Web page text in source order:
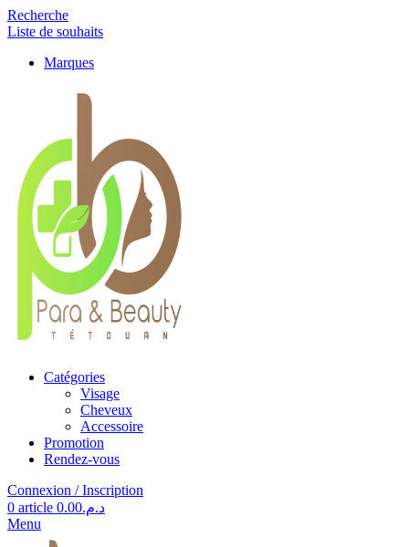
Recherche
Liste de souhaits
Marques
Catégories
Visage
Cheveux
Accessoire
Promotion
Rendez-vous
Connexion / Inscription
0 article د.م.0.00
Menu